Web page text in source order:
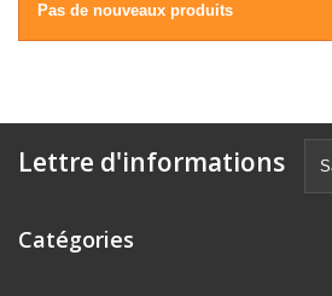
Pas de nouveaux produits
Lettre d'informations
Catégories